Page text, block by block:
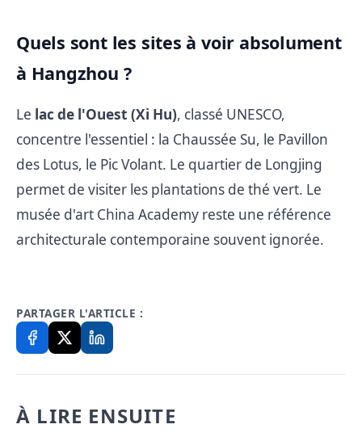
Quels sont les sites à voir absolument
à Hangzhou ?
Le lac de l'Ouest (Xi Hu), classé UNESCO,
concentre l'essentiel : la Chaussée Su, le Pavillon
des Lotus, le Pic Volant. Le quartier de Longjing
permet de visiter les plantations de thé vert. Le
musée d'art China Academy reste une référence
architecturale contemporaine souvent ignorée.
PARTAGER L'ARTICLE :
À LIRE ENSUITE